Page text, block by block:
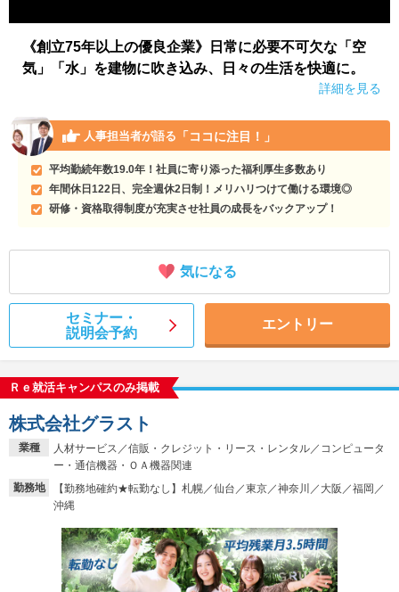
《創立75年以上の優良企業》日常に必要不可欠な「空
気」「水」を建物に吹き込み、日々の生活を快適に。
詳細を見る
人事担当者が語る 「ココに注目！」
平均勤続年数19.0年！社員に寄り添った福利厚生多数あり
年間休日122日、完全週休2日制！メリハリつけて働ける環境◎
研修・資格取得制度が充実させ社員の成長をバックアップ！
気になる
セミナー・
説明会予約
エントリー
Ｒｅ就活キャンパスのみ掲載
業種
人材サービス／信販・クレジット・リース・レンタル／コンピュータ
ー・通信機器・ＯＡ機器関連
勤務地
【勤務地確約★転勤なし】札幌／仙台／東京／神奈川／大阪／福岡／
沖縄
株式会社グラスト